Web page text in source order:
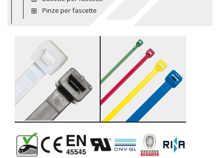
Pinze per fascette